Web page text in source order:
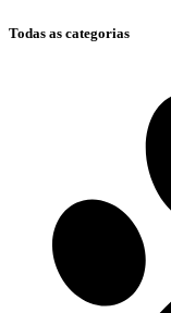
Todas as categorias